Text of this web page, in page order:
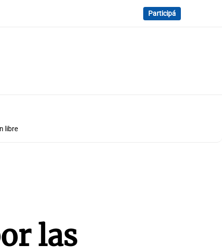
Participá
libre
las